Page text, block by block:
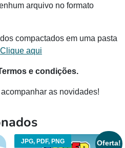
arquivo no formato
compactados em uma pasta
Clique aqui
e condições.
as novidades!
JPG, PDF, PNG Oferta!